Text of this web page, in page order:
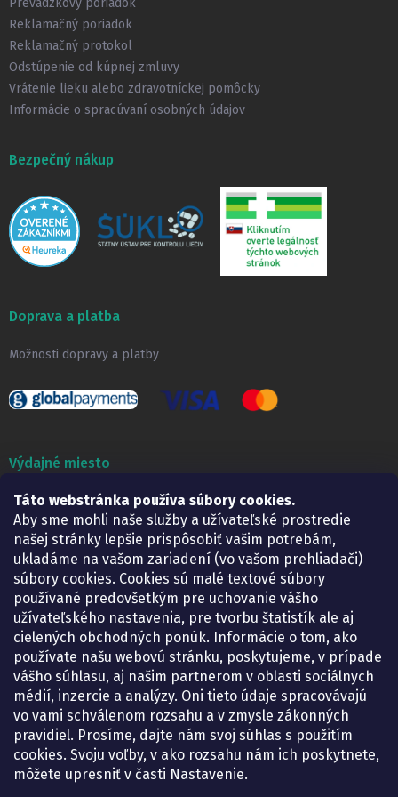
Táto webstránka používa súbory cookies.
Aby sme mohli naše služby a užívateľské prostredie
našej stránky lepšie prispôsobiť vašim potrebám,
ukladáme na vašom zariadení (vo vašom prehliadači)
súbory cookies. Cookies sú malé textové súbory
používané predovšetkým pre uchovanie vášho
užívateľského nastavenia, pre tvorbu štatistík ale aj
cielených obchodných ponúk. Informácie o tom, ako
používate našu webovú stránku, poskytujeme, v prípade
vášho súhlasu, aj našim partnerom v oblasti sociálnych
médií, inzercie a analýzy. Oni tieto údaje spracovávajú
vo vami schválenom rozsahu a v zmysle zákonných
pravidiel. Prosíme, dajte nám svoj súhlas s použitím
cookies. Svoju voľby, v ako rozsahu nám ich poskytnete,
môžete upresniť v časti Nastavenie.
Reklamačný poriadok
Reklamačný protokol
Odstúpenie od kúpnej zmluvy
Vrátenie lieku alebo zdravotníckej pomôcky
Informácie o spracúvaní osobných údajov
Bezpečný nákup
Doprava a platba
Možnosti dopravy a platby
Výdajné miesto
Lekáreň ADONAI
Košice – Smetanova 2
Pondelok:
07.30 – 15.30 h.
Utorok:
07.30 – 16.00 h.
Streda:
07.30 – 16.00 h.
Štvrtok:
07.30 – 15.30 h.
Piatok:
07.30 – 15.30 h.
KONTAKT
eshop@lekarenadonai.sk
+421 948 203 203
Nájdete nás na Facebooku.
lekarenadonai/